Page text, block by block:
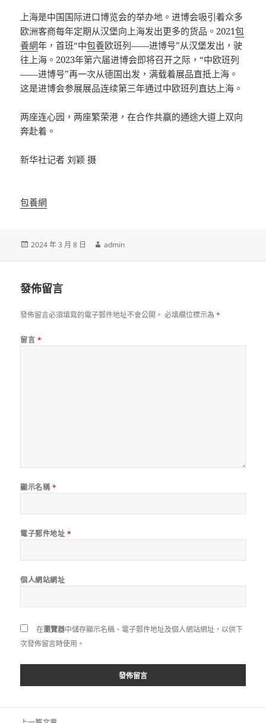
上海是中国国际进口博览会的举办地。进博会吸引着众多
欧洲客商每年定期从汉堡向上海发出更多的货品。2021包
養網年，首班“中包養欧班列——进博号”从汉堡发出，驶
往上海。2023年第六届进博会即将召开之际，“中欧班列
——进博号”再一次从德国出发，满载着展品直抵上海。
这是进博会参展展品连续第三年通过中欧班列直达上海。
两座连心园，两座繁荣港，在合作共赢的通途大道上双向
奔赴着。
新华社记者 刘颖 摄
包養網
發
2024 年 3 月 8 日
作
admin
發佈留言
發佈留言必須填寫的電子郵件地址不會公開。 必填欄位標示為*
留言 *
顯示名稱 *
電子郵件地址 *
個人網站網址
在瀏覽器中儲存顯示名稱、電子郵件地址及個人網站網址，以供下
次發佈留言時使用。